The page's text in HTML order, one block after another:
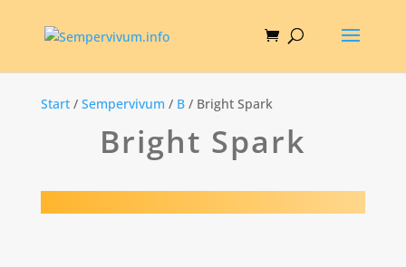
Start/ Sempervivum / B/ Bright Spark
Bright Spark